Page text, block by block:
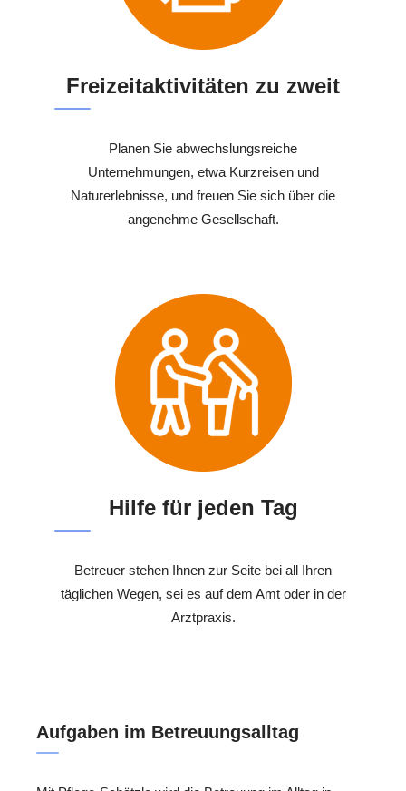
Freizeitaktivitäten zu zweit
Planen Sie abwechslungsreiche
Unternehmungen, etwa Kurzreisen und
Naturerlebnisse, und freuen Sie sich über die
angenehme Gesellschaft.
Hilfe für jeden Tag
Betreuer stehen Ihnen zur Seite bei all Ihren
täglichen Wegen, sei es auf dem Amt oder in der
Arztpraxis.
Aufgaben im Betreuungsalltag